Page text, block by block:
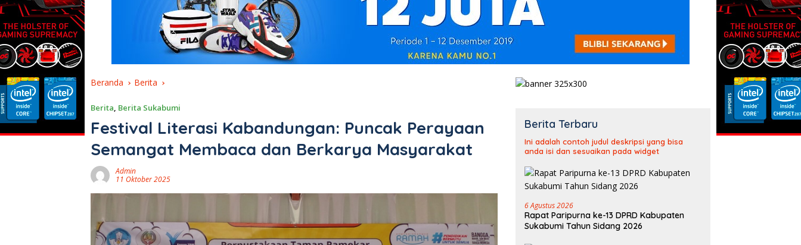
Beranda Berita
Berita, Berita Sukabumi
Festival Literasi Kabandungan: Puncak Perayaan
Semangat Membaca dan Berkarya Masyarakat
Admin
11 Oktober 2025
Berita Terbaru
Ini adalah contoh judul deskripsi yang bisa
anda isi dan sesuaikan pada widget
6 Agustus 2026
Rapat Paripurna ke-13 DPRD Kabupaten
Sukabumi Tahun Sidang 2026